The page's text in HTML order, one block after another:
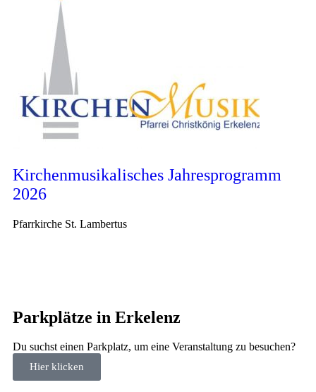
Kirchenmusikalisches Jahresprogramm
2026
Pfarrkirche St. Lambertus
Parkplätze in Erkelenz
Du suchst einen Parkplatz, um eine Veranstaltung zu besuchen?
Hier klicken